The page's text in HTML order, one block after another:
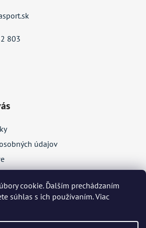
cookie. Ďalším prechádzaním
súhlas s ich používaním. Viac
803
údajov